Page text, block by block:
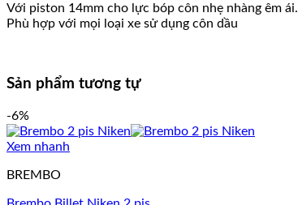
Với piston 14mm cho lực bóp côn nhẹ nhàng êm ái.
Phù hợp với mọi loại xe sử dụng côn dầu
Sản phẩm tương tự
-6%
Xem nhanh
BREMBO